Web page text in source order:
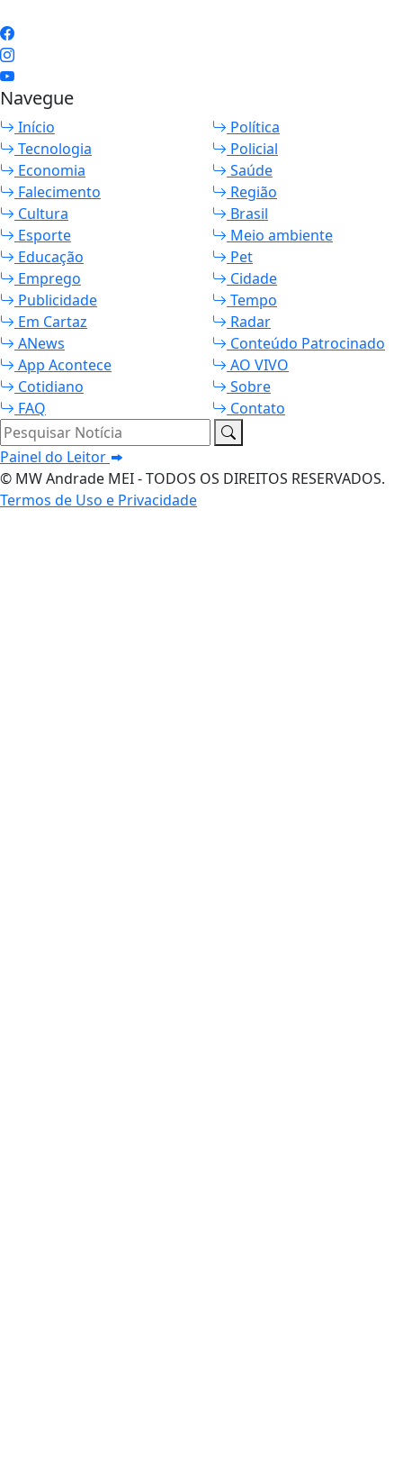
Navegue
Início
Política
Tecnologia
Policial
Economia
Saúde
Falecimento
Região
Cultura
Brasil
Esporte
Meio ambiente
Educação
Pet
Emprego
Cidade
Publicidade
Tempo
Em Cartaz
Radar
ANews
Conteúdo Patrocinado
App Acontece
AO VIVO
Cotidiano
Sobre
FAQ
Contato
Pesquisar Notícia
Painel do Leitor
© MW Andrade MEI - TODOS OS DIREITOS RESERVADOS.
Termos de Uso e Privacidade